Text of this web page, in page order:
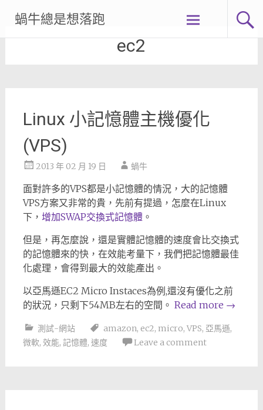
content
蝸牛總是想落跑
ec2
Linux 小記憶體主機優化
(VPS)
2013 年 02 月 19 日 蝸牛
面對許多的VPS都是小記憶體的情況，大的記憶體
VPS方案又非常的貴，先前有提過，怎麼在Linux
下， 增加SWAP交換式記憶體 。
但是，再怎麼說，還是實體記憶體的速度會比交換式
的記憶體來的快，在效能考量下，我們把記憶體最佳
化處理，會得到最大的效能產出。
以亞馬遜EC2 Micro Instaces為例,還沒有優化之前
的狀況，只剩下54MB左右的空間。 Read more →
測試-網站 amazon, ec2, micro, VPS, 亞馬遜,
微軟, 效能, 記憶體, 速度 Leave a comment